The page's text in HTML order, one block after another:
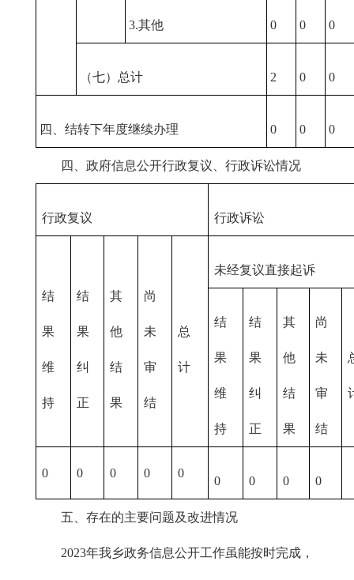
3.其他 0 0 0
（七）总计 2 0 0
四、结转下年度继续办理 0 0 0
四、政府信息公开行政复议、行政诉讼情况
行政复议 行政诉讼
结
果
维
持
结
果
纠
正
其
他
结
果
尚
未
审
结
总
计
未经复议直接起诉
结
果
维
持
结
果
纠
正
其
他
结
果
尚
未
审
结
0 0 0 0 0
0 0 0 0
五、存在的主要问题及改进情况
2023年我乡政务信息公开工作虽能按时完成，